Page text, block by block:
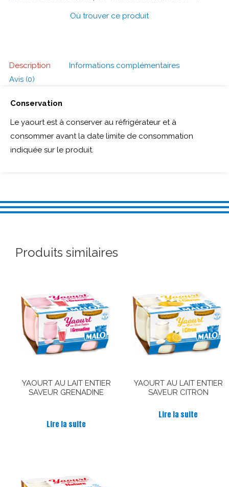
Où trouver ce produit
Description
Informations complémentaires
Avis (0)
Conservation
Le yaourt est à conserver au réfrigérateur et à
consommer avant la date limite de consommation
indiquée sur le produit.
Produits similaires
YAOURT AU LAIT ENTIER
SAVEUR GRENADINE
sur 5
Lire la suite
YAOURT AU LAIT ENTIER
SAVEUR CITRON
Lire la suite